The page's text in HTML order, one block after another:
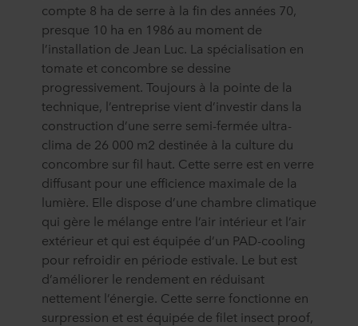
compte 8 ha de serre à la fin des années 70,
presque 10 ha en 1986 au moment de
l’installation de Jean Luc. La spécialisation en
tomate et concombre se dessine
progressivement. Toujours à la pointe de la
technique, l’entreprise vient d’investir dans la
construction d’une serre semi-fermée ultra-
clima de 26 000 m2 destinée à la culture du
concombre sur fil haut. Cette serre est en verre
diffusant pour une efficience maximale de la
lumière. Elle dispose d’une chambre climatique
qui gère le mélange entre l’air intérieur et l’air
extérieur et qui est équipée d’un PAD-cooling
pour refroidir en période estivale. Le but est
d’améliorer le rendement en réduisant
nettement l’énergie. Cette serre fonctionne en
surpression et est équipée de filet insect proof,